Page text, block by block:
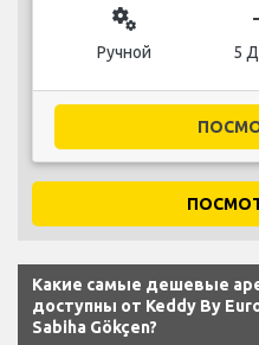
miscellaneous_services
Ручной 5
Какие самые дешевые
доступны от Keddy By
Sabiha Gökçen?